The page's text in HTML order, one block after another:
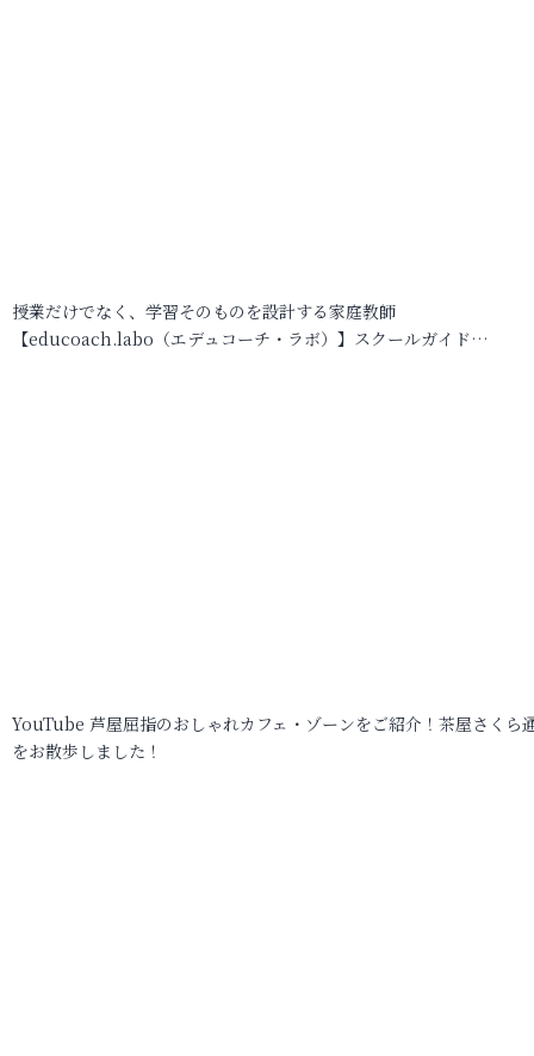
授業だけでなく、学習そのものを設計する家庭教師
【educoach.labo（エデュコーチ・ラボ）】スクールガイド…
YouTube 芦屋屈指のおしゃれカフェ・ゾーンをご紹介！茶屋さくら
をお散歩しました！